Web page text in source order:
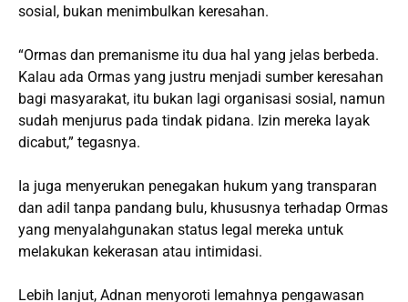
sosial, bukan menimbulkan keresahan.
“Ormas dan premanisme itu dua hal yang jelas berbeda.
Kalau ada Ormas yang justru menjadi sumber keresahan
bagi masyarakat, itu bukan lagi organisasi sosial, namun
sudah menjurus pada tindak pidana. Izin mereka layak
dicabut,” tegasnya.
Ia juga menyerukan penegakan hukum yang transparan
dan adil tanpa pandang bulu, khususnya terhadap Ormas
yang menyalahgunakan status legal mereka untuk
melakukan kekerasan atau intimidasi.
Lebih lanjut, Adnan menyoroti lemahnya pengawasan